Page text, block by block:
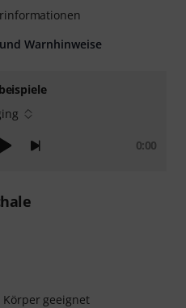
0:00
geeignet
Warnhinweise